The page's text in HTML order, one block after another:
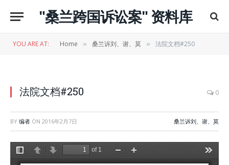
"桑兰跨国诉讼案" 资料库
YOU ARE AT: Home » 桑兰诉刘、谢、莫 » 法院文档#250
法院文档#250 0
BY 编者 ON 2016年2月7日 桑兰诉刘、谢、莫